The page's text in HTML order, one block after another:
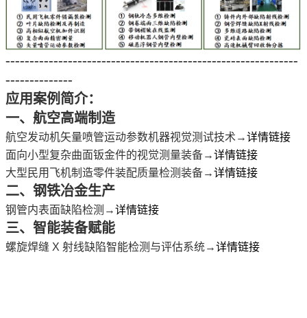
-------------------------------------------------------------
--------------
应用案例简介：
一、航空高端制造
航空发动机矢量喷管运动参数机器视觉测试技术→详情链接
面向小型复杂曲面钣金件的视觉测量装备→详情链接
大型民用飞机制造零件装配质量检测装备→详情链接
二、钢铁冶金生产
钢管内表面缺陷检测→详情链接
三、智能装备赋能
螺旋焊缝 X 射线缺陷智能检测与评估系统→详情链接